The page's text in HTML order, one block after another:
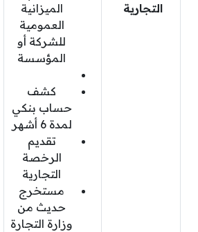
التجارية
الميزانية
العمومية
للشركة أو
المؤسسة
كشف
حساب بنكي
لمدة 6 أشهر
تقديم
الرخصة
التجارية
مستخرج
حديث من
وزارة التجارة